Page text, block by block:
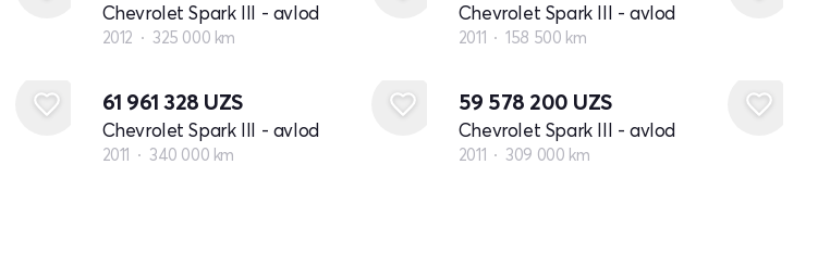
Chevrolet Spark III - avlod
2012 325 000 km
Chevrolet Spark III - avlod
2011 158 500 km
61 961 328 UZS
Chevrolet Spark III - avlod
2011 340 000 km
59 578 200 UZS
Chevrolet Spark III - avlod
2011 309 000 km